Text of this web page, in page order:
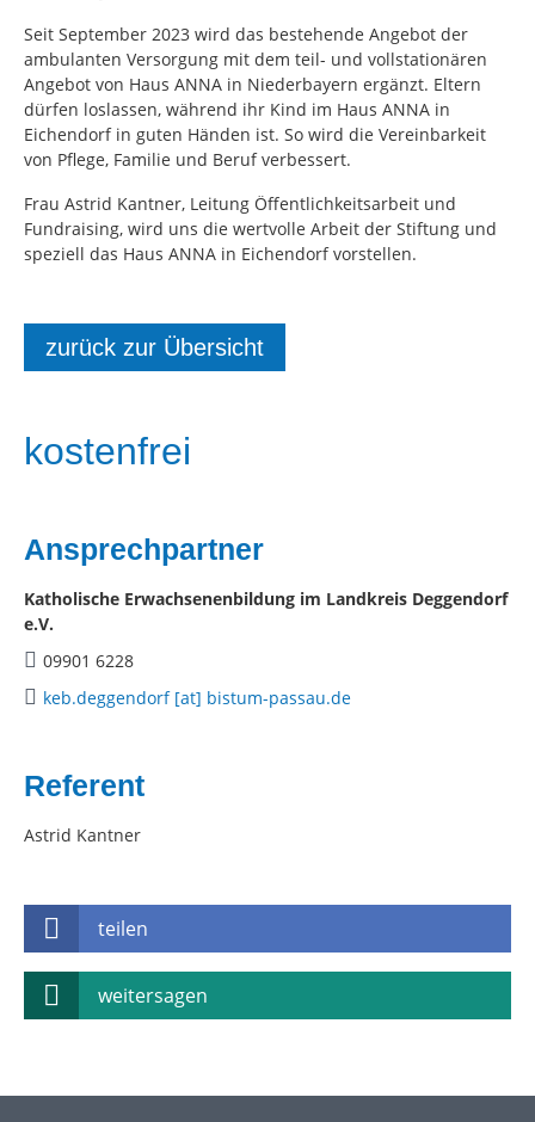
Seit September 2023 wird das bestehende Angebot der
ambulanten Versorgung mit dem teil- und vollstationären
Angebot von Haus ANNA in Niederbayern ergänzt. Eltern
dürfen loslassen, während ihr Kind im Haus ANNA in
Eichendorf in guten Händen ist. So wird die Vereinbarkeit
von Pflege, Familie und Beruf verbessert.
Frau Astrid Kantner, Leitung Öffentlichkeitsarbeit und
Fundraising, wird uns die wertvolle Arbeit der Stiftung und
speziell das Haus ANNA in Eichendorf vorstellen.
zurück zur Übersicht
kostenfrei
Ansprechpartner
Katholische Erwachsenenbildung im Landkreis Deggendorf
e.V.
09901 6228
keb.deggendorf [at] bistum-passau.de
Referent
Astrid Kantner
teilen
weitersagen